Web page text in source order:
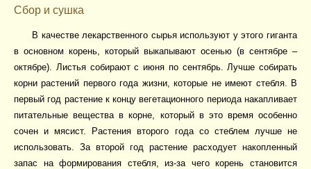
Сбор и сушка
В качестве лекарственного сырья используют у этого гиганта
в основном корень, который выкапывают осенью (в сентябре –
октябре). Листья собирают с июня по сентябрь. Лучше собирать
корни растений первого года жизни, которые не имеют стебля. В
первый год растение к концу вегетационного периода накапливает
питательные вещества в корне, который в это время особенно
сочен и мясист. Растения второго года со стеблем лучше не
использовать. За второй год растение расходует накопленный
запас на формирования стебля, из-за чего корень становится